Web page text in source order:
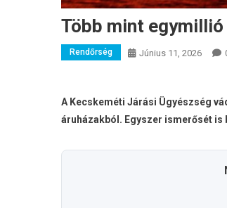
Több mint
Rendőrség Június 11, 2026
A Kecskeméti Járási Ügyészség
áruházakból. Egyszer ismerősét is